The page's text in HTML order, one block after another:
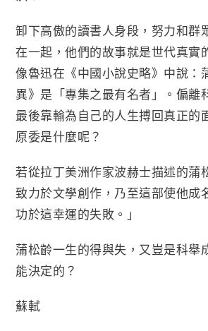
卸下高傲的讀書人身段，努力和群
在一起，他們的故事就是世代真實
像魯迅在《中國小說史略》中說：
異》是「專集之最有名者」。偏離
最後靠輸為自己的人生搏回真正的
原委是什麼呢？
若從拉丁美洲作家波赫士描述的蒲
致力於文學創作，乃至這部使他成
功於這幸運的失敗。」
蒲松齡一生的得與失，又豈是科舉
能決定的？
蘇軾